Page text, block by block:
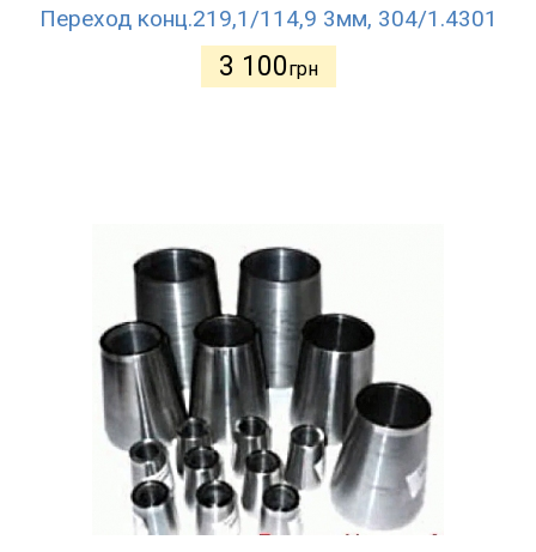
Переход конц.219,1/114,9 3мм, 304/1.4301
3 100грн